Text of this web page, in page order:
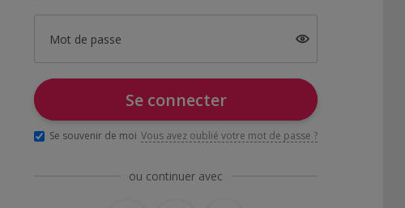
Mot de passe
Se connecter
Se souvenir de moi Vous avez oublié votre mot de passe ?
ou continuer avec